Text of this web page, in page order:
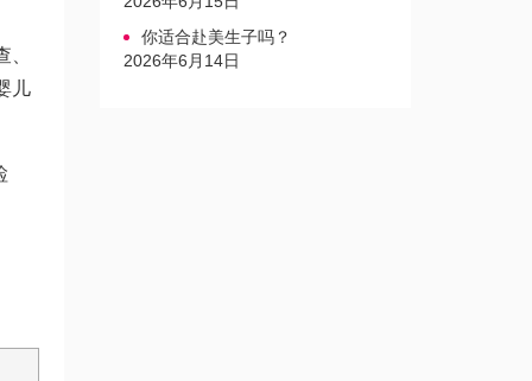
儿
你适合赴美生子吗？
2026年6月14日